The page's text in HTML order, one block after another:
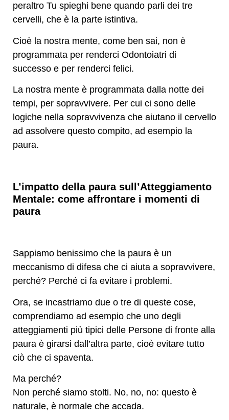
peraltro Tu spieghi bene quando parli dei tre
cervelli, che è la parte istintiva.
Cioè la nostra mente, come ben sai, non è
programmata per renderci Odontoiatri di
successo e per renderci felici.
La nostra mente è programmata dalla notte dei
tempi, per sopravvivere. Per cui ci sono delle
logiche nella sopravvivenza che aiutano il cervello
ad assolvere questo compito, ad esempio la
paura.
L’impatto della paura sull’Atteggiamento
Mentale: come affrontare i momenti di
paura
Sappiamo benissimo che la paura è un
meccanismo di difesa che ci aiuta a sopravvivere,
perché? Perché ci fa evitare i problemi.
Ora, se incastriamo due o tre di queste cose,
comprendiamo ad esempio che uno degli
atteggiamenti più tipici delle Persone di fronte alla
paura è girarsi dall’altra parte, cioè evitare tutto
ciò che ci spaventa.
Ma perché?
Non perché siamo stolti. No, no, no: questo è
naturale, è normale che accada.